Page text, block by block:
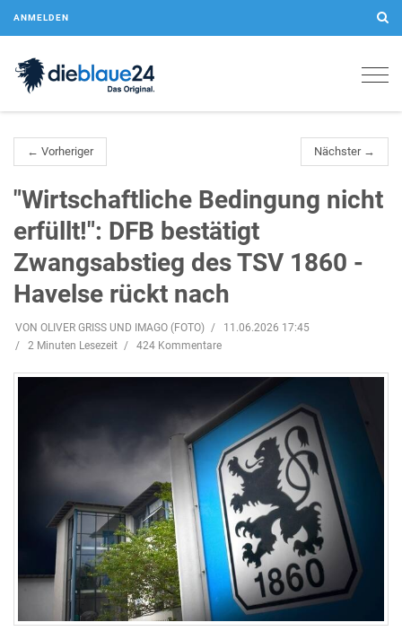
ANMELDEN
← Vorheriger Nächster →
"Wirtschaftliche Bedingung nicht
erfüllt!": DFB bestätigt
Zwangsabstieg des TSV 1860 -
Havelse rückt nach
VON OLIVER GRISS UND IMAGO (FOTO)
11.06.2026 17:45
2 Minuten Lesezeit
424 Kommentare